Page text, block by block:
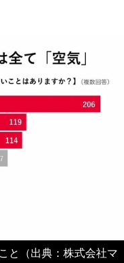
と（出典：株式会社マ